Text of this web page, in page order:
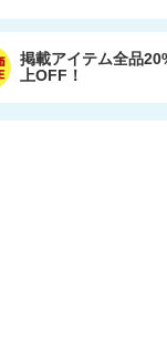
掲載アイテム全品
上OFF！